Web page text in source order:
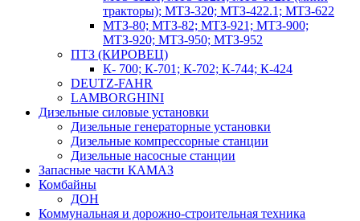
тракторы); МТЗ-320; МТЗ-422.1; МТЗ-622
МТЗ-80; МТЗ-82; МТЗ-921; МТЗ-900;
МТЗ-920; МТЗ-950; МТЗ-952
ПТЗ (КИРОВЕЦ)
К- 700; К-701; К-702; К-744; К-424
DEUTZ-FAHR
LAMBORGHINI
Дизельные силовые установки
Дизельные генераторные установки
Дизельные компрессорные станции
Дизельные насосные станции
Запасные части КАМАЗ
Комбайны
ДОН
Коммунальная и дорожно-строительная техника